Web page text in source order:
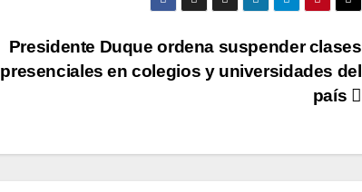
Presidente Duque ordena suspender clases
presenciales en colegios y universidades del
país